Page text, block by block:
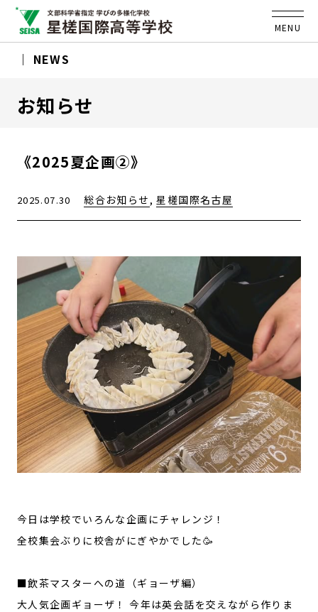
MENU
NEWS
お知らせ
《2025夏企画②》
2025.07.30 総合お知らせ ,星槎国際名古屋
今日は学校でいろんな企画にチャレンジ！
全校集会ぶりに校舎がにぎやかでした🥳
■飲茶マスターへの道（ギョーザ編）
大人気企画ギョーザ！ 今年は英会話を交えながら作りま